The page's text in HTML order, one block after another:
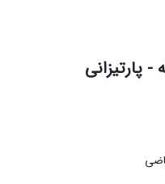
- پارتیزانی